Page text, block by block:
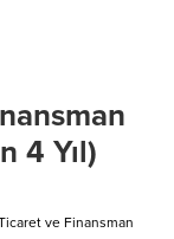
4 Yıl)
ve Finansman